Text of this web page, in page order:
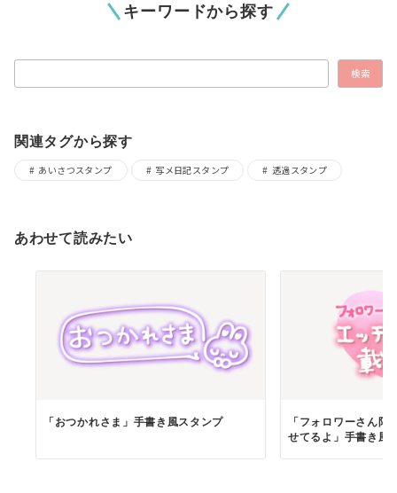
キーワードから探す
検索 検索
関連タグから探す
あいさつスタンプ 写メ日記スタンプ 透過スタンプ
あわせて読みたい
「おつかれさま」手書き風スタンプ
「フォロワーさん
せてるよ」手書き風